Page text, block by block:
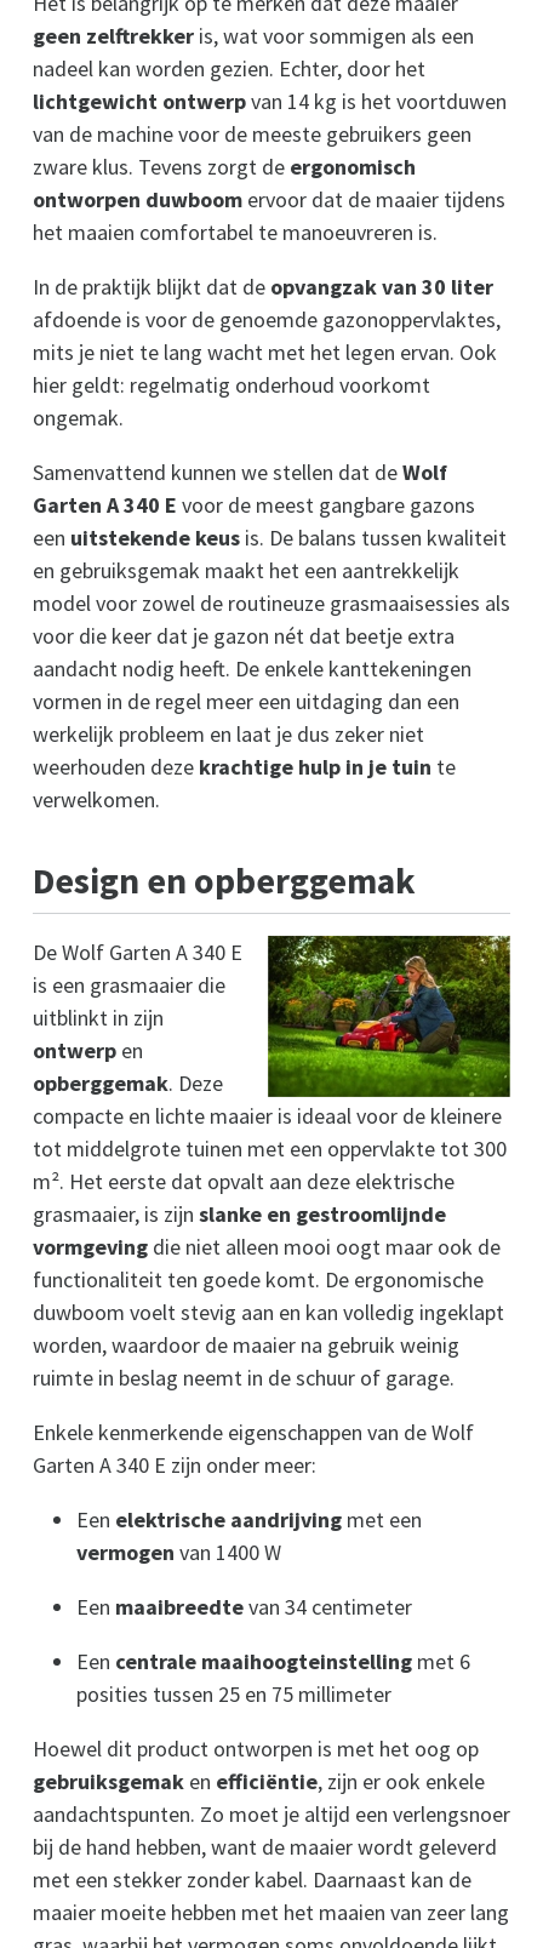
geen zelftrekker is, wat voor sommigen als een
nadeel kan worden gezien. Echter, door het
lichtgewicht ontwerpvan 14 kg is het voortduwen
van de machine voor de meeste gebruikers geen
zware klus. Tevens zorgt de ergonomisch
ontworpen duwboom ervoor dat de maaier tijdens
het maaien comfortabel te manoeuvreren is.
In de praktijk blijkt dat de opvangzak van 30 liter
afdoende is voor de genoemde gazonoppervlaktes,
mits je niet te lang wacht met het legen ervan. Ook
hier geldt: regelmatig onderhoud voorkomt
ongemak.
Samenvattend kunnen we stellen dat deWolf
Garten A 340 E voor de meest gangbare gazons
een uitstekende keus is. De balans tussen kwaliteit
en gebruiksgemak maakt het een aantrekkelijk
model voor zowel de routineuze grasmaaisessies als
voor die keer dat je gazon nét dat beetje extra
aandacht nodig heeft. De enkele kanttekeningen
vormen in de regel meer een uitdaging dan een
werkelijk probleem en laat je dus zeker niet
weerhouden deze krachtige hulp in je tuin te
verwelkomen.
Design en opberggemak
De Wolf Garten A 340 E
is een grasmaaier die
uitblinkt in zijn
ontwerp en
opberggemak. Deze
compacte en lichte maaier is ideaal voor de kleinere
tot middelgrote tuinen met een oppervlakte tot 300
m². Het eerste dat opvalt aan deze elektrische
grasmaaier, is zijn slanke en gestroomlijnde
vormgeving die niet alleen mooi oogt maar ook de
functionaliteit ten goede komt. De ergonomische
duwboom voelt stevig aan en kan volledig ingeklapt
worden, waardoor de maaier na gebruik weinig
ruimte in beslag neemt in de schuur of garage.
Enkele kenmerkende eigenschappen van de Wolf
Garten A 340 E zijn onder meer:
Een elektrische aandrijving met een
vermogen van 1400 W
Een maaibreedtevan 34 centimeter
Een centrale maaihoogteinstelling met 6
posities tussen 25 en 75 millimeter
Hoewel dit product ontworpen is met het oog op
gebruiksgemak en efficiëntie, zijn er ook enkele
aandachtspunten. Zo moet je altijd een verlengsnoer
bij de hand hebben, want de maaier wordt geleverd
met een stekker zonder kabel. Daarnaast kan de
maaier moeite hebben met het maaien van zeer lang